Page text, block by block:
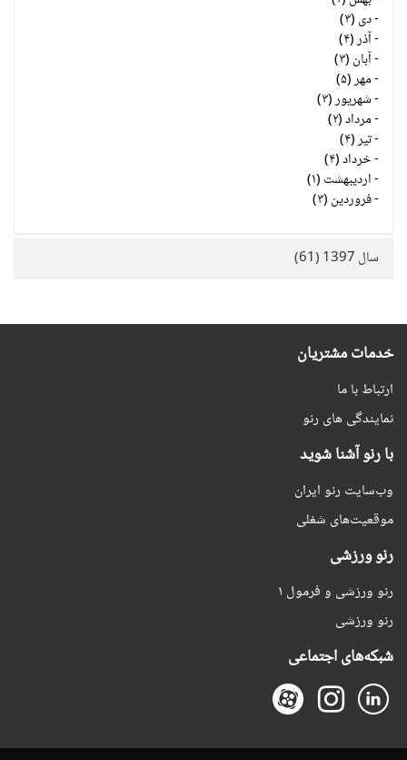
-دی (۳)
-آذر (۴)
-آبان (۳)
-مهر (۵)
-شهریور (۳)
-مرداد (۲)
-تیر (۴)
-خرداد (۴)
-اردیبهشت (۱)
-فروردین (۳)
سال 1397 (61)
خدمات مشتریان
ارتباط با ما
نمایندگی های رنو
با رنو آشنا شوید
وب‌سایت رنو ایران
موقعیت‌های شغلی
رنو ورزشی
رنو ورزشی و فرمول ۱
رنو ورزشی
شبکه‌های اجتماعی